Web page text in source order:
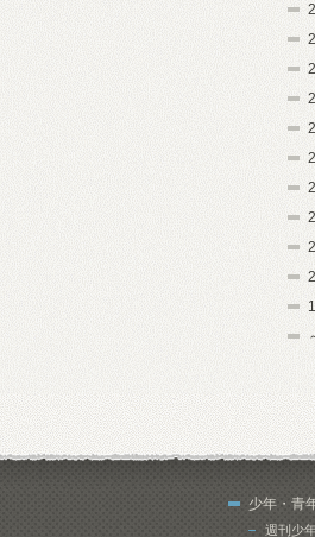
少年・青
週刊少